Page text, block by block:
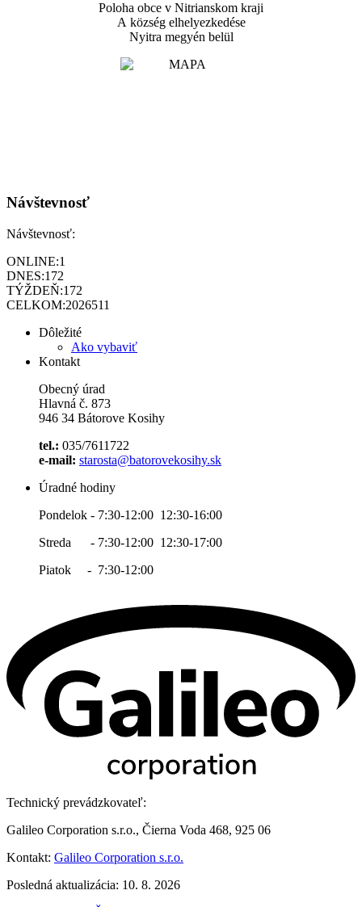
Poloha obce v Nitrianskom kraji
A község elhelyezkedése
Nyitra megyén belül
Návštevnosť
Návštevnosť:
ONLINE:1
DNES:172
TÝŽDEŇ:172
CELKOM:2026511
Dôležité
Ako vybaviť
Kontakt
Obecný úrad
Hlavná č. 873
946 34 Bátorove Kosihy
tel.: 035/7611722
e-mail: starosta@batorovekosihy.sk
Úradné hodiny
Pondelok - 7:30-12:00 12:30-16:00
Streda - 7:30-12:00 12:30-17:00
Piatok - 7:30-12:00
Technický prevádzkovateľ:
Galileo Corporation s.r.o., Čierna Voda 468, 925 06
Kontakt: Galileo Corporation s.r.o.
Posledná aktualizácia: 10. 8. 2026